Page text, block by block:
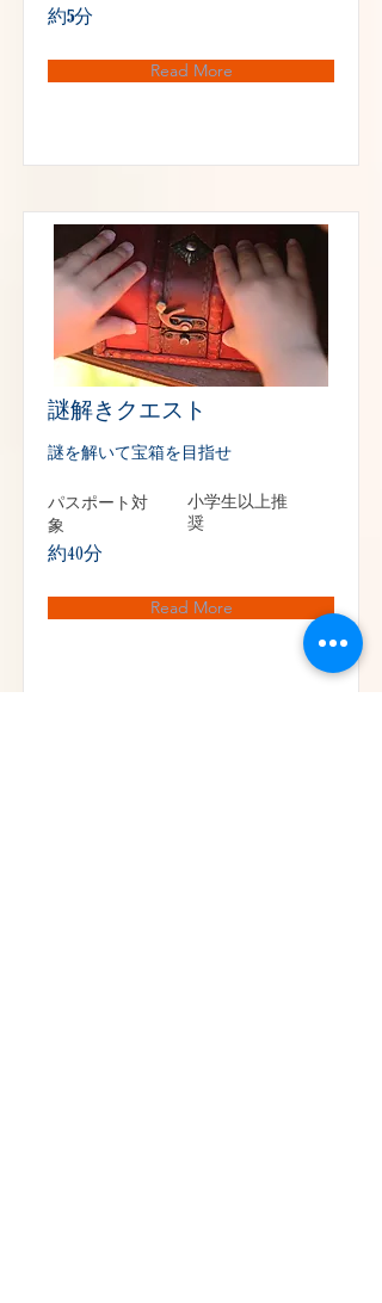
約5分
Read More
謎解きクエスト
謎を解いて宝箱を目指せ
パスポート対
象
小学生以上推
奨
約40分
Read More